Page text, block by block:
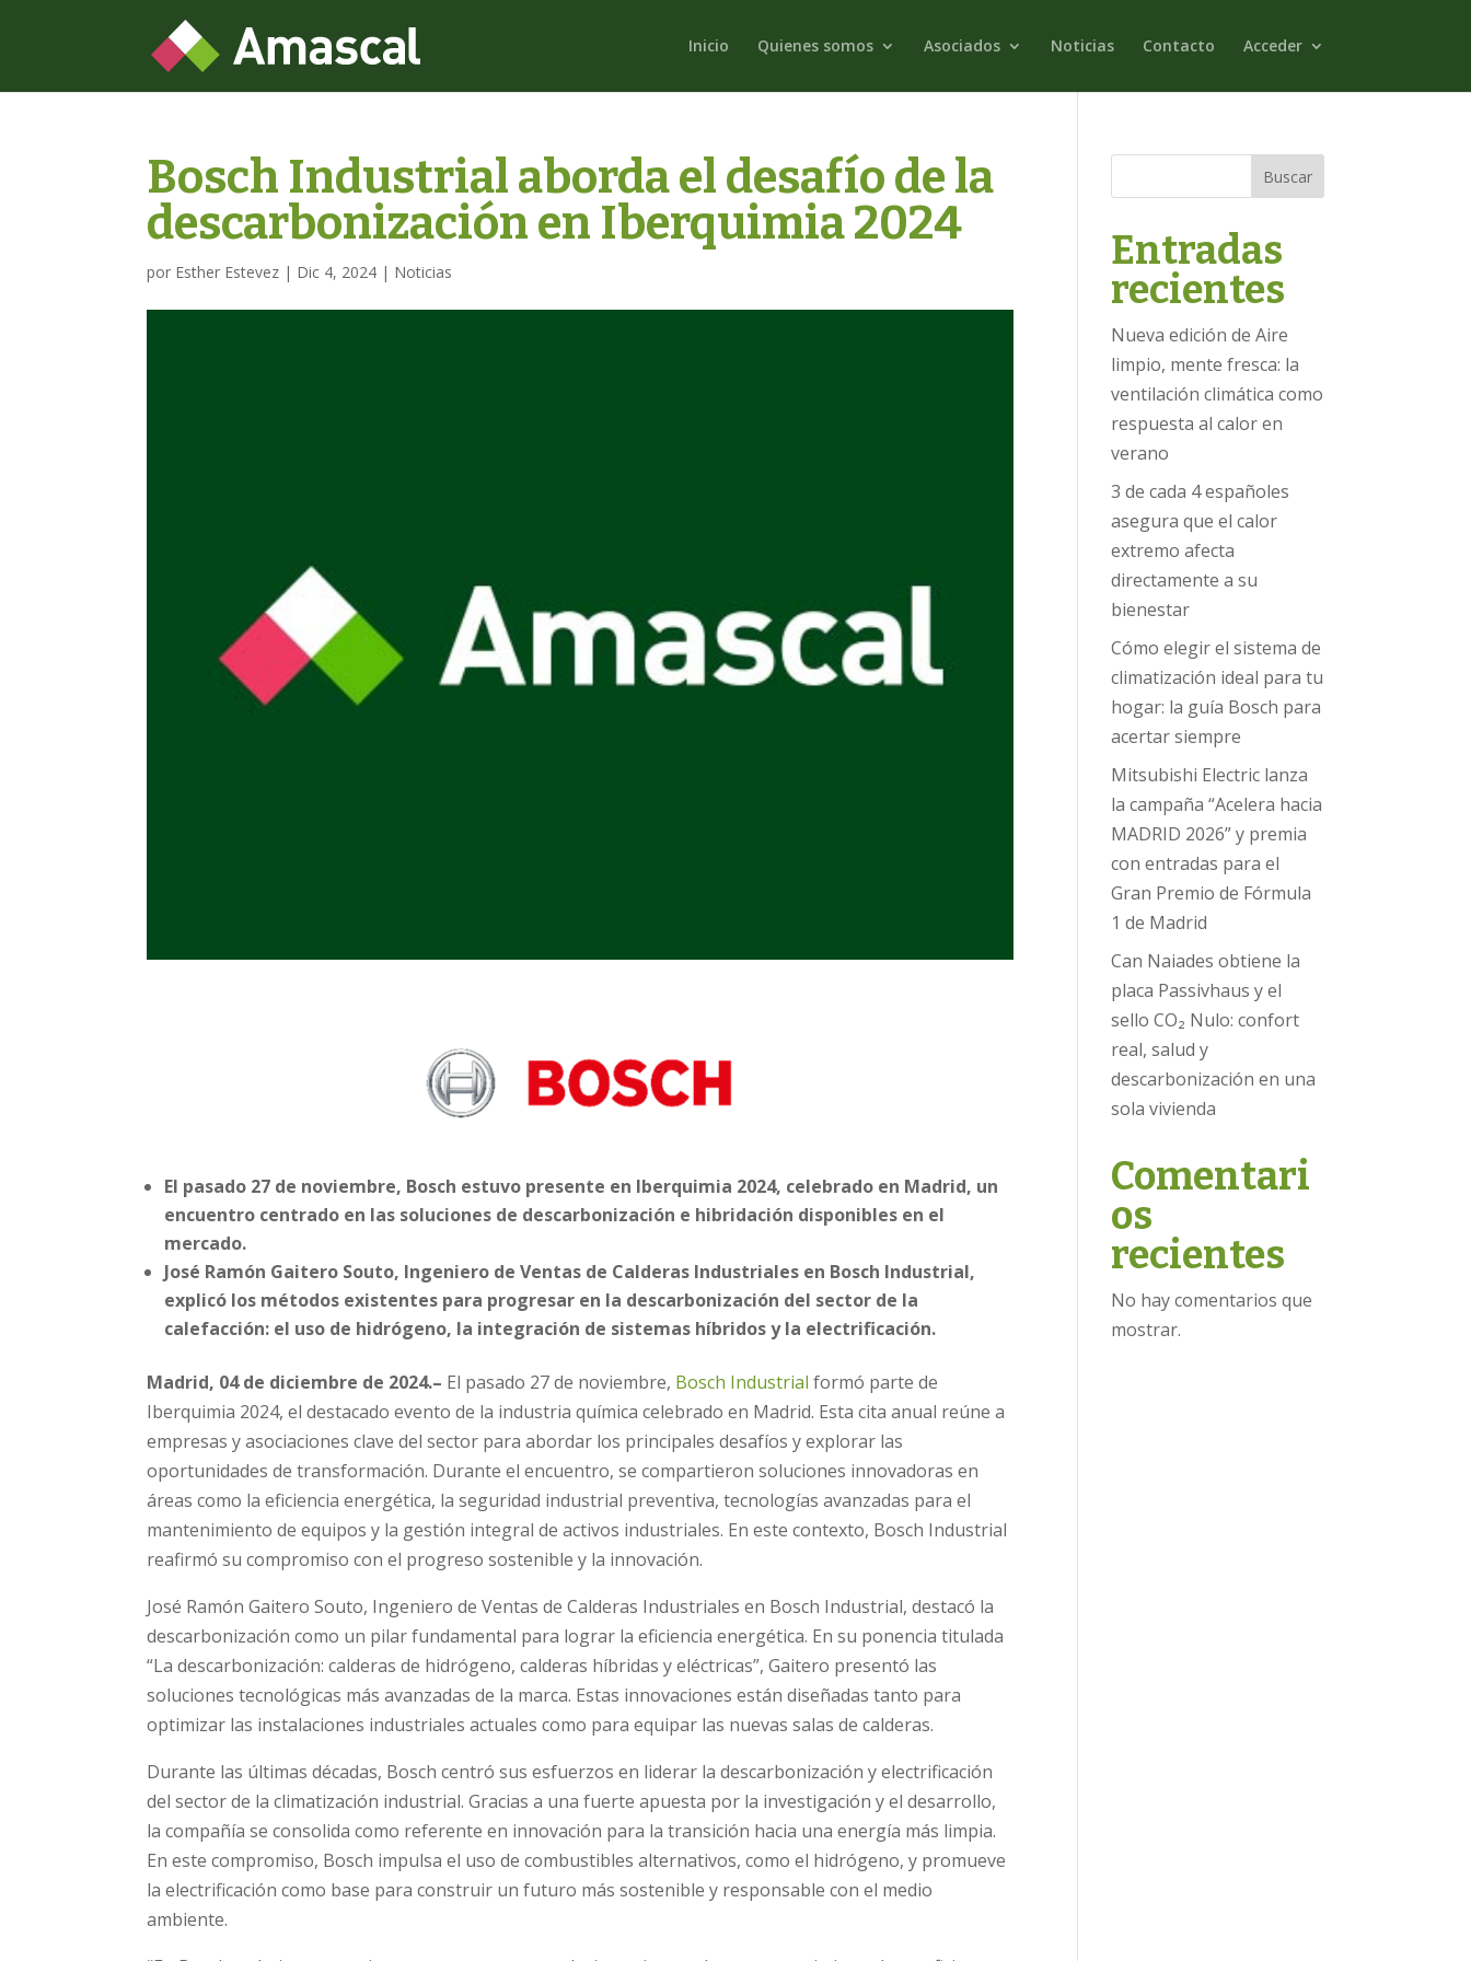
Inicio Quienes somos Asociados Noticias Contacto Acceder
Bosch Industrial aborda el desafío de la
descarbonización en Iberquimia 2024
por Esther Estevez | Dic 4, 2024 | Noticias
El pasado 27 de noviembre, Bosch estuvo presente en Iberquimia 2024, celebrado en Madrid, un
encuentro centrado en las soluciones de descarbonización e hibridación disponibles en el
mercado.
José Ramón Gaitero Souto, Ingeniero de Ventas de Calderas Industriales en Bosch Industrial,
explicó los métodos existentes para progresar en la descarbonización del sector de la
calefacción: el uso de hidrógeno, la integración de sistemas híbridos y la electrificación.
Madrid, 04 de diciembre de 2024.– El pasado 27 de noviembre, Bosch Industrial formó parte de
Iberquimia 2024, el destacado evento de la industria química celebrado en Madrid. Esta cita anual reúne a
empresas y asociaciones clave del sector para abordar los principales desafíos y explorar las
oportunidades de transformación. Durante el encuentro, se compartieron soluciones innovadoras en
áreas como la eficiencia energética, la seguridad industrial preventiva, tecnologías avanzadas para el
mantenimiento de equipos y la gestión integral de activos industriales. En este contexto, Bosch Industrial
reafirmó su compromiso con el progreso sostenible y la innovación.
José Ramón Gaitero Souto, Ingeniero de Ventas de Calderas Industriales en Bosch Industrial, destacó la
descarbonización como un pilar fundamental para lograr la eficiencia energética. En su ponencia titulada
“La descarbonización: calderas de hidrógeno, calderas híbridas y eléctricas”, Gaitero presentó las
soluciones tecnológicas más avanzadas de la marca. Estas innovaciones están diseñadas tanto para
optimizar las instalaciones industriales actuales como para equipar las nuevas salas de calderas.
Durante las últimas décadas, Bosch centró sus esfuerzos en liderar la descarbonización y electrificación
del sector de la climatización industrial. Gracias a una fuerte apuesta por la investigación y el desarrollo,
la compañía se consolida como referente en innovación para la transición hacia una energía más limpia.
En este compromiso, Bosch impulsa el uso de combustibles alternativos, como el hidrógeno, y promueve
la electrificación como base para construir un futuro más sostenible y responsable con el medio
ambiente.
Buscar
Entradas
recientes
Nueva edición de Aire
limpio, mente fresca: la
ventilación climática como
respuesta al calor en
verano
3 de cada 4 españoles
asegura que el calor
extremo afecta
directamente a su
bienestar
Cómo elegir el sistema de
climatización ideal para tu
hogar: la guía Bosch para
acertar siempre
Mitsubishi Electric lanza
la campaña “Acelera hacia
MADRID 2026” y premia
con entradas para el
Gran Premio de Fórmula
1 de Madrid
Can Naiades obtiene la
placa Passivhaus y el
sello CO₂ Nulo: confort
real, salud y
descarbonización en una
sola vivienda
Comentari
os
recientes
No hay comentarios que
mostrar.